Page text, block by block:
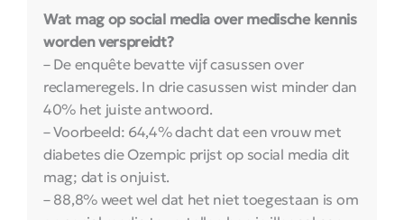
Wat mag op social media over medische kennis
worden verspreidt?
– De enquête bevatte vijf casussen over
reclameregels. In drie casussen wist minder dan
40% het juiste antwoord.
– Voorbeeld: 64,4% dacht dat een vrouw met
diabetes die Ozempic prijst op social media dit
mag; dat is onjuist.
– 88,8% weet wel dat het niet toegestaan is om